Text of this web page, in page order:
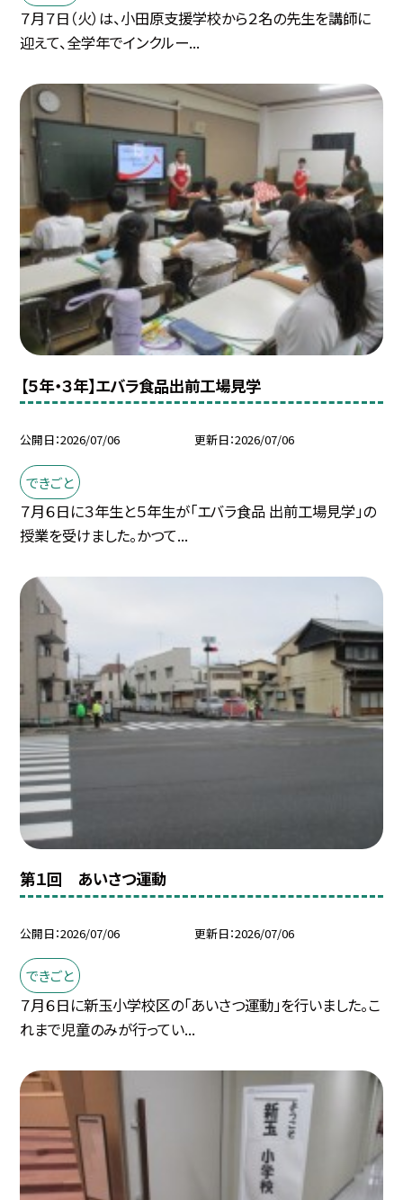
７月７日（火）は、小田原支援学校から２名の先生を講師に
迎えて、全学年でインクルー...
【５年・３年】エバラ食品出前工場見学
公開日 2026/07/06 更新日 2026/07/06
できごと
７月６日に３年生と５年生が「エバラ食品 出前工場見学」の
授業を受けました。かつて...
第１回 あいさつ運動
公開日 2026/07/06 更新日 2026/07/06
できごと
７月６日に新玉小学校区の「あいさつ運動」を行いました。こ
れまで児童のみが行ってい...